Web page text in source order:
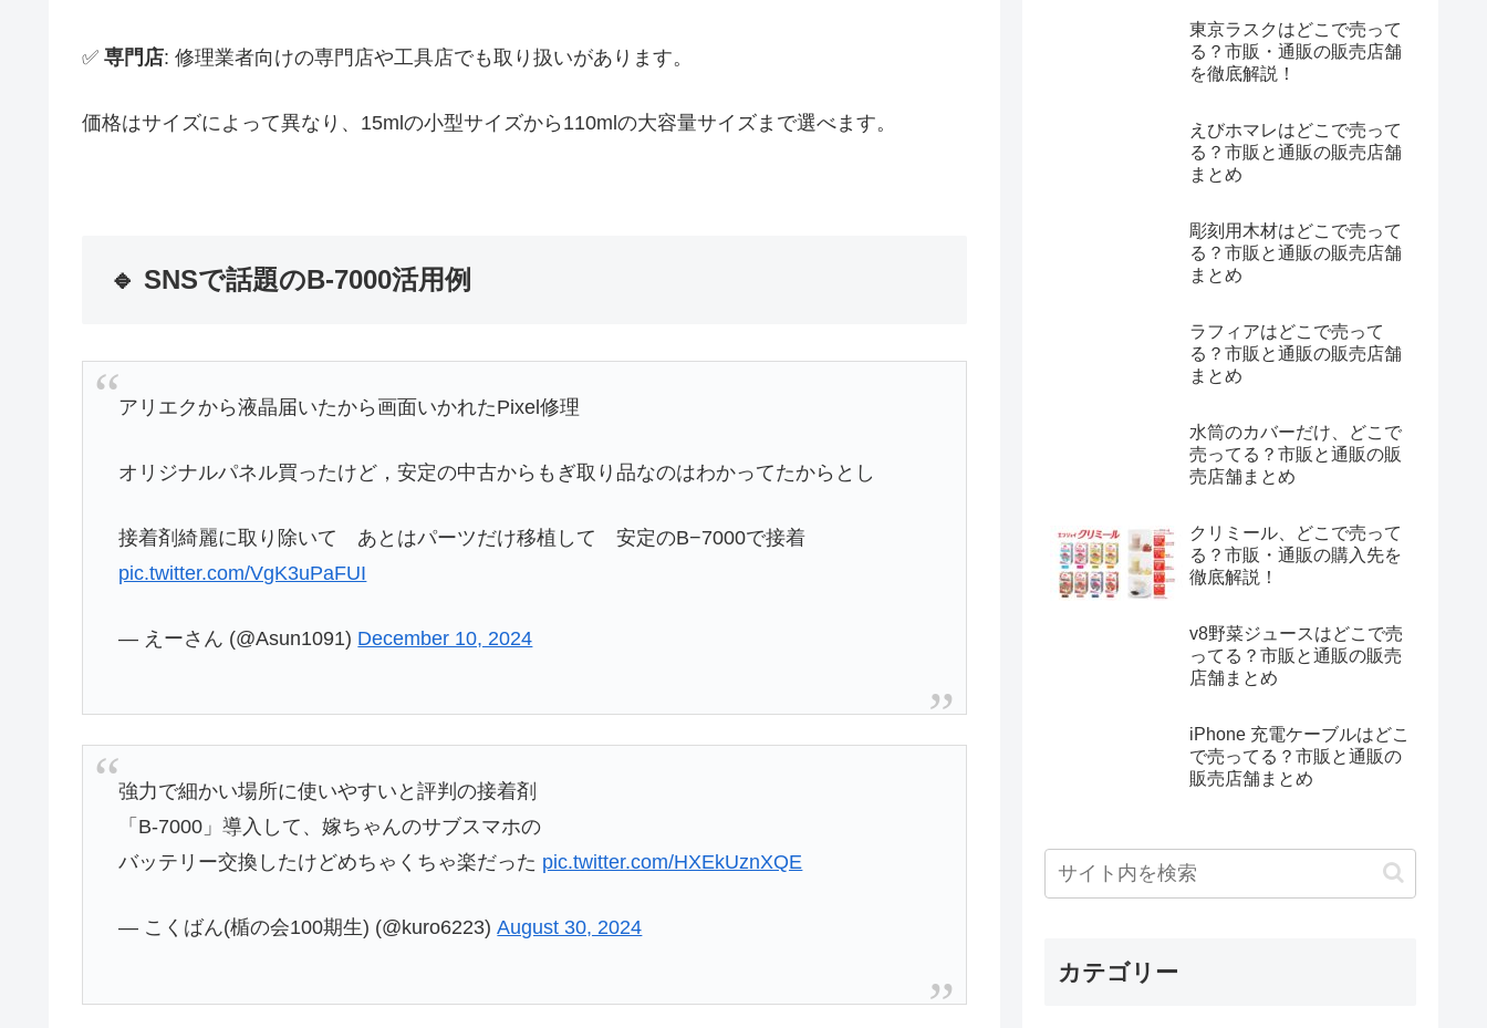
✅ 専門店: 修理業者向けの専門店や工具店でも取り扱いがあります。
価格はサイズによって異なり、15mlの小型サイズから110mlの大容量サイズまで選べます。
🔹 SNSで話題のB-7000活用例
アリエクから液晶届いたから画面いかれたPixel修理
オリジナルパネル買ったけど，安定の中古からもぎ取り品なのはわかってたからとし
接着剤綺麗に取り除いて あとはパーツだけ移植して 安定のB−7000で接着
pic.twitter.com/VgK3uPaFUI
— えーさん (@Asun1091) December 10, 2024
強力で細かい場所に使いやすいと評判の接着剤
「B-7000」導入して、嫁ちゃんのサブスマホの
バッテリー交換したけどめちゃくちゃ楽だった pic.twitter.com/HXEkUznXQE
— こくばん(楯の会100期生) (@kuro6223)August 30, 2024
東京ラスクはどこで売って
る？市販・通販の販売店舗
を徹底解説！
えびホマレはどこで売って
る？市販と通販の販売店舗
まとめ
彫刻用木材はどこで売って
る？市販と通販の販売店舗
まとめ
ラフィアはどこで売って
る？市販と通販の販売店舗
まとめ
水筒のカバーだけ、どこで
売ってる？市販と通販の販
売店舗まとめ
クリミール、どこで売って
る？市販・通販の購入先を
徹底解説！
v8野菜ジュースはどこで売
ってる？市販と通販の販売
店舗まとめ
iPhone 充電ケーブルはどこ
で売ってる？市販と通販の
販売店舗まとめ
カテゴリー